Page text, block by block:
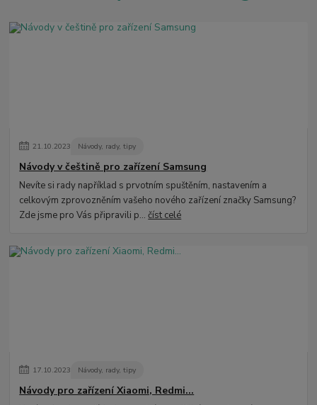
21.10.2023 Návody, rady, tipy
Návody v češtině pro zařízení Samsung
Nevíte si rady například s prvotním spuštěním, nastavením a
celkovým zprovozněním vašeho nového zařízení značky Samsung?
Zde jsme pro Vás připravili p...číst celé
17.10.2023 Návody, rady, tipy
Návody pro zařízení Xiaomi, Redmi...